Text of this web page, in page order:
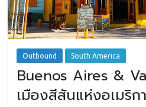
Outbound South America
Buenos Aires &
เมืองสีสันแห่งอเมริก